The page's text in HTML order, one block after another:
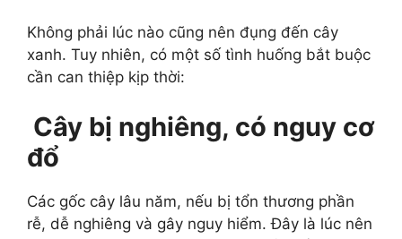
Không phải lúc nào cũng nên đụng đến cây
xanh. Tuy nhiên, có một số tình huống bắt buộc
cần can thiệp kịp thời:
Cây bị nghiêng, có nguy cơ
đổ
Các gốc cây lâu năm, nếu bị tổn thương phần
rễ, dễ nghiêng và gây nguy hiểm. Đây là lúc nên